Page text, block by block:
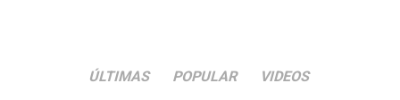
ÚLTIMAS POPULAR VIDEOS